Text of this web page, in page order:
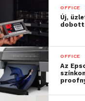
sugarak
hogy a felhasználó
a felhasználó
csökkenti a monitor
csökkentheti az
meghosszabbítja a
OFFICE
Új,
dobott
OFFICE
Az